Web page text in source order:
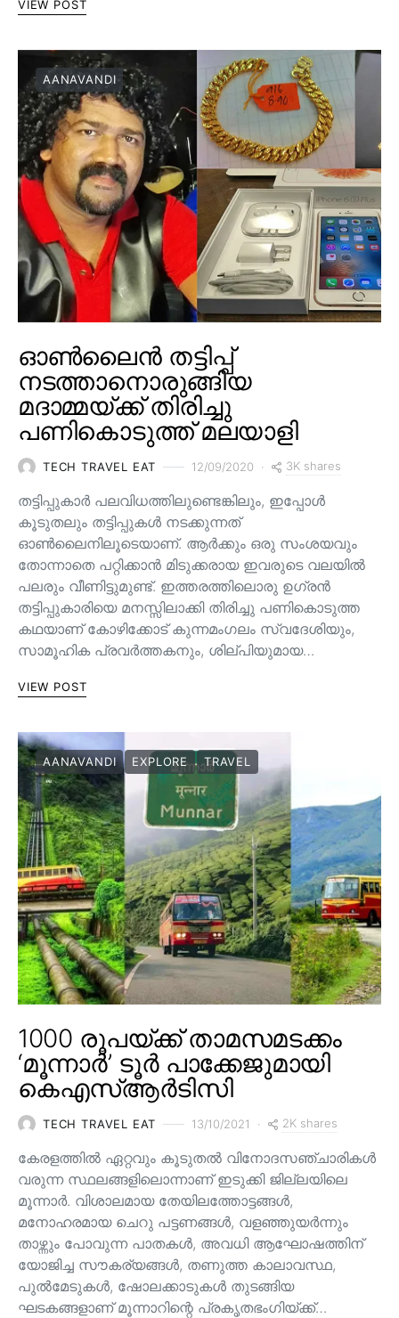
VIEW POST
AANAVANDI
ഓൺലൈൻ തട്ടിപ്പ്
നടത്താനൊരുങ്ങിയ
മദാമ്മയ്ക്ക് തിരിച്ചു
പണികൊടുത്ത് മലയാളി
TECH TRAVEL EAT 12/09/2020 3K shares
തട്ടിപ്പുകാർ പലവിധത്തിലുണ്ടെങ്കിലും, ഇപ്പോൾ
കൂടുതലും തട്ടിപ്പുകൾ നടക്കുന്നത്
ഓൺലൈനിലൂടെയാണ്. ആർക്കും ഒരു സംശയവും
തോന്നാതെ പറ്റിക്കാൻ മിടുക്കരായ ഇവരുടെ വലയിൽ
പലരും വീണിട്ടുമുണ്ട്. ഇത്തരത്തിലൊരു ഉഗ്രൻ
തട്ടിപ്പുകാരിയെ മനസ്സിലാക്കി തിരിച്ചു പണികൊടുത്ത
കഥയാണ് കോഴിക്കോട് കുന്നമംഗലം സ്വദേശിയും,
സാമൂഹിക പ്രവർത്തകനും, ശില്പിയുമായ…
VIEW POST
AANAVANDI EXPLORE TRAVEL
1000 രൂപയ്ക്ക് താമസമടക്കം
‘മൂന്നാർ’ ടൂർ പാക്കേജുമായി
കെഎസ്ആർടിസി
TECH TRAVEL EAT 13/10/2021 2K shares
കേരളത്തിൽ ഏറ്റവും കൂടുതൽ വിനോദസഞ്ചാരികൾ
വരുന്ന സ്ഥലങ്ങളിലൊന്നാണ് ഇടുക്കി ജില്ലയിലെ
മൂന്നാർ. വിശാലമായ തേയിലത്തോട്ടങ്ങള്‍,
മനോഹരമായ ചെറു പട്ടണങ്ങള്‍, വളഞ്ഞുയര്‍ന്നും
താഴ്ന്നും പോവുന്ന പാതകള്‍, അവധി ആഘോഷത്തിന്
യോജിച്ച സൗകര്യങ്ങള്‍, തണുത്ത കാലാവസ്ഥ,
പുൽമേടുകൾ, ഷോലക്കാടുകൾ തുടങ്ങിയ
ഘടകങ്ങളാണ് മൂന്നാറിന്റെ പ്രകൃതഭംഗിയ്ക്ക്…